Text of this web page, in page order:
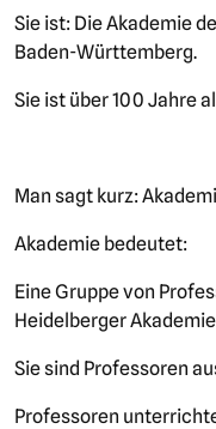
Sie ist: Die Akademie
Baden-Württemberg.
Sie ist über 100 Jahre
Man sagt kurz:
Akademie bedeutet:
Eine Gruppe von
Heidelberger
Sie sind Professoren
Professoren